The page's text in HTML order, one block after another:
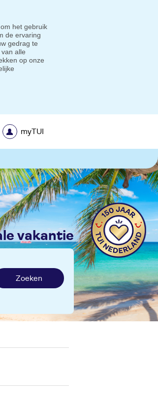
het gebruik
de ervaring
gedrag te
alle
op onze
myTUI
vakantie
Zoeken